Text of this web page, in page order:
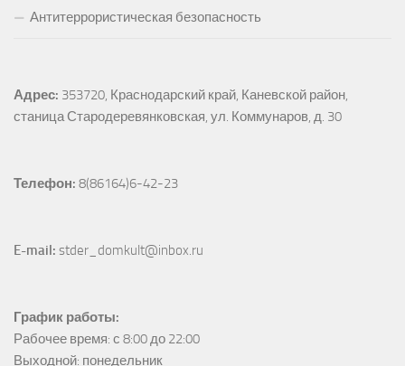
Антитеррористическая безопасность
Адрес: 353720, Краснодарский край, Каневской район,
станица Стародеревянковская, ул. Коммунаров, д. 30
Телефон: 8(86164)6-42-23
E-mail: stder_domkult@inbox.ru
График работы:
Рабочее время: с 8:00 до 22:00
Выходной: понедельник